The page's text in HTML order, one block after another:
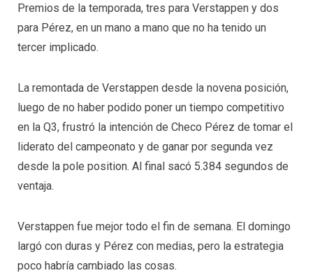
Premios de la temporada, tres para Verstappen y dos
para Pérez, en un mano a mano que no ha tenido un
tercer implicado.
La remontada de Verstappen desde la novena posición,
luego de no haber podido poner un tiempo competitivo
en la Q3, frustró la intención de Checo Pérez de tomar el
liderato del campeonato y de ganar por segunda vez
desde la pole position. Al final sacó 5.384 segundos de
ventaja.
Verstappen fue mejor todo el fin de semana. El domingo
largó con duras y Pérez con medias, pero la estrategia
poco habría cambiado las cosas.